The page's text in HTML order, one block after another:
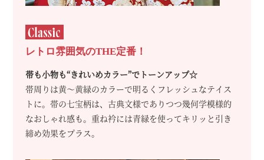
レトロ雰囲気のTHE定番！
帯も小物も“きれいめカラー”でトーンアップ☆
帯周りは黄～黄緑のカラーで明るくフレッシュなテイス
トに。帯の七宝柄は、古典文様でありつつ幾何学模様的
なおしゃれ感も。重ね衿には青緑を使ってキリッと引き
締め効果をプラス。